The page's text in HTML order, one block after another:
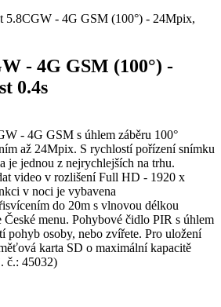
5.8CGW - 4G GSM (100°) - 24Mpix,
- 4G GSM (100°) -
0.4s
- 4G GSM s úhlem záběru 100°
až 24Mpix. S rychlostí pořízení snímku
je jednou z nejrychlejších na trhu.
video v rozlišení Full HD - 1920 x
v noci je vybavena
do 20m s vlnovou délkou
České menu. Pohybové čidlo PIR s úhlem
pohyb osoby, nebo zvířete. Pro uložení
karta SD o maximální kapacitě
č.: 45032)